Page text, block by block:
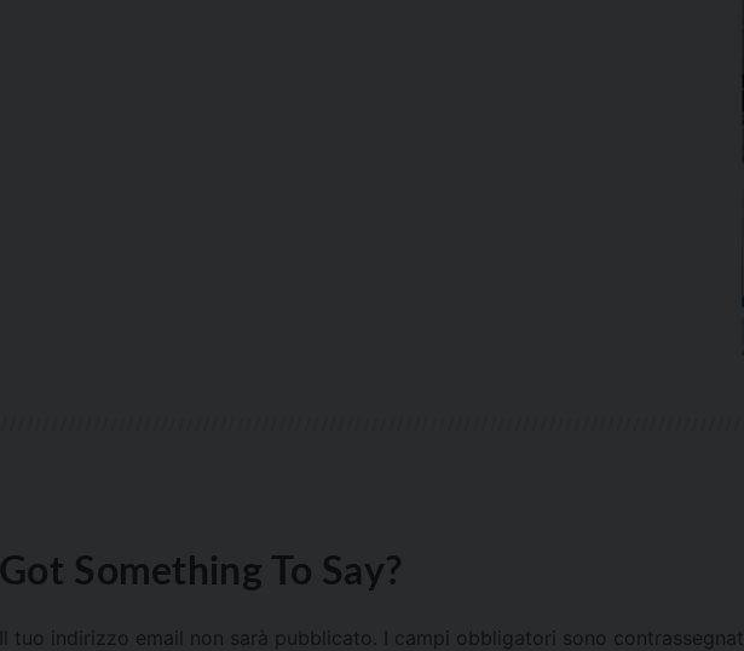
Got Something To Say?
Il tuo indirizzo email non sarà pubblicato. I campi obbligatori sono contrassegnati